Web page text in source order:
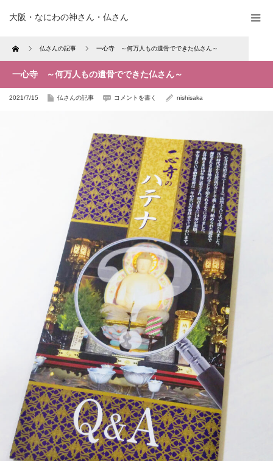
大阪・なにわの神さん・仏さん
Home 仏さんの記事 一心寺 ～何万人もの遺骨でできた仏さん～
一心寺 ～何万人もの遺骨でできた仏さん～
2021/7/15 仏さんの記事 コメントを書く nishisaka